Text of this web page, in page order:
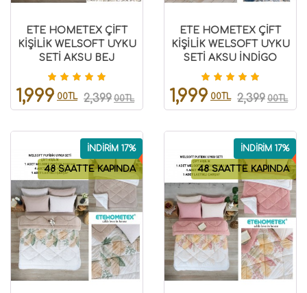
ETE HOMETEX ÇİFT
KİŞİLİK WELSOFT UYKU
SETİ AKSU BEJ
8696474231971
1,999 00TL 2,399 00TL
ETE HOMETEX ÇİFT
KİŞİLİK WELSOFT UYKU
SETİ AKSU İNDİGO
8696474231973
1,999 00TL 2,399 00TL
48 SAATTE KAPINDA
İNDİRİM 17%
48 SAATTE KAPINDA
İNDİRİM 17%